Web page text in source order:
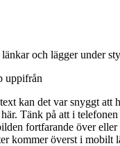
och lägger under
kan det var snyggt att
Tänk på att i telefonen
fortfarande över eller
kommer överst i mobilt